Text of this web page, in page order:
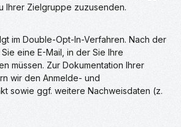
Ihrer Zielgruppe zuzusenden.
im Double-Opt-In-Verfahren. Nach der
eine E-Mail, in der Sie Ihre
müssen. Zur Dokumentation Ihrer
wir den Anmelde- und
sowie ggf. weitere Nachweisdaten (z.